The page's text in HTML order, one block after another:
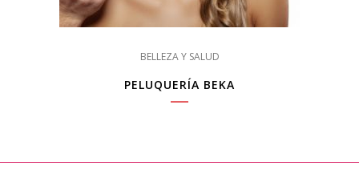
BELLEZA Y SALUD
PELUQUERÍA BEKA